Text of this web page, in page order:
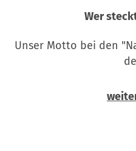
Wer
Unser Motto bei den